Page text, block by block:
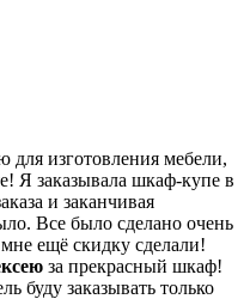
изготовления мебели,
Я заказывала шкаф-купе в
и заканчивая
Все было сделано очень
ещё скидку сделали!
за прекрасный шкаф!
буду заказывать только